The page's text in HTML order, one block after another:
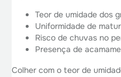
Teor de umidade dos
Uniformidade de
Risco de chuvas no
Presença de
Colher com o teor de